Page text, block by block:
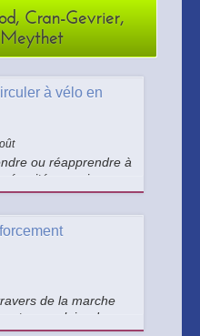
Cran-Gevrier,
Meythet
à vélo en
ou réapprendre à
: savoir
freinage) et
de la marche
musculaire doux.